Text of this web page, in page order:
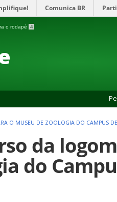
Comunica BR
o rodapé 4
O MUSEU DE ZOOLOGIA DO CAMPUS
da
do